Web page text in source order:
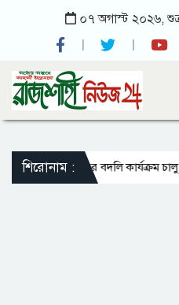
০৭ অগাস্ট ২০২৬,
শিরোনাম :
শিক্ষকদের বদলি কার্যক্রম চালু